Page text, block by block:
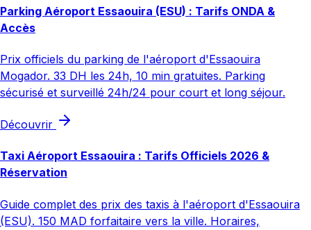
Parking Aéroport Essaouira (ESU) : Tarifs ONDA &
Accès
Prix officiels du parking de l'aéroport d'Essaouira
Mogador. 33 DH les 24h, 10 min gratuites. Parking
sécurisé et surveillé 24h/24 pour court et long séjour.
Découvrir
Taxi Aéroport Essaouira : Tarifs Officiels 2026 &
Réservation
Guide complet des prix des taxis à l'aéroport d'Essaouira
(ESU). 150 MAD forfaitaire vers la ville. Horaires,